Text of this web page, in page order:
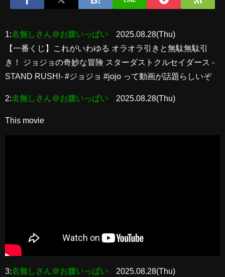
1:名無しさん＠お腹いっぱい
2025.08.28(Thu)
【一番くじ】これがいわゆる オラオラ引きと無駄無駄引
き！ ジョジョの奇妙な冒険 スターダストクルセイダース -
STAND RUSH!- #ジョジョ #jojo って動画が話題らしいぞ
2:名無しさん＠お腹いっぱい 2025.08.28(Thu)
This movie
3:名無しさん＠お腹いっぱい
2025.08.28(Thu)